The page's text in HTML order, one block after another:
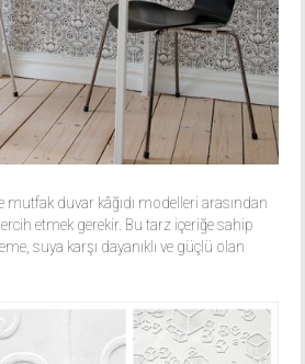
mutfak duvar kâğıdı modelleri arasından
etmek gerekir. Bu tarz içeriğe sahip
suya karşı dayanıklı ve güçlü olan